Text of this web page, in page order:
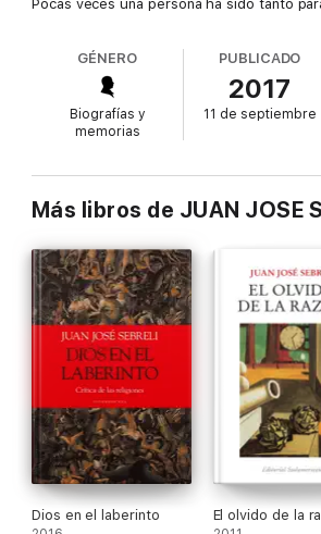
Pocas veces una persona ha sido tanto
GÉNERO
Biografías y
memorias
PUBLICADO
2017
11 de septiembre
Más libros de JUAN JOSE
Dios en el laberinto El olvido de la